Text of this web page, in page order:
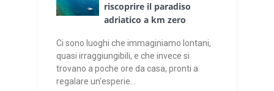
riscoprire il paradiso
adriatico a km zero
Ci sono luoghi che immaginiamo lontani,
quasi irraggiungibili, e che invece si
trovano a poche ore da casa, pronti a
regalare un'esperie...